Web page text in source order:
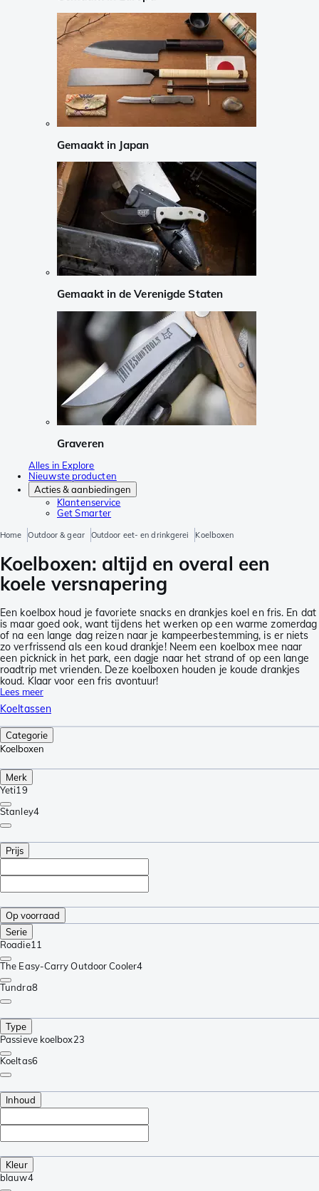
Gemaakt in Japan
Gemaakt in de Verenigde Staten
Graveren
Alles in Explore
Nieuwste producten
Acties & aanbiedingen
Klantenservice
Get Smarter
Home Outdoor & gear Outdoor eet- en drinkgerei Koelboxen
Koelboxen: altijd en overal een
koele versnapering
Een koelbox houd je favoriete snacks en drankjes koel en fris. En dat
is maar goed ook, want tijdens het werken op een warme zomerdag
of na een lange dag reizen naar je kampeerbestemming, is er niets
zo verfrissend als een koud drankje! Neem een koelbox mee naar
een picknick in het park, een dagje naar het strand of op een lange
roadtrip met vrienden. Deze koelboxen houden je koude drankjes
koud. Klaar voor een fris avontuur!
Lees meer
Koeltassen
Categorie
Koelboxen
Merk
Yeti19
Stanley4
Prijs
Op voorraad
Serie
Roadie11
The Easy-Carry Outdoor Cooler4
Tundra8
Type
Passieve koelbox23
Koeltas6
Inhoud
Kleur
blauw4